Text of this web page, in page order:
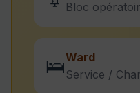
Bloc
🛌Ward
Service /